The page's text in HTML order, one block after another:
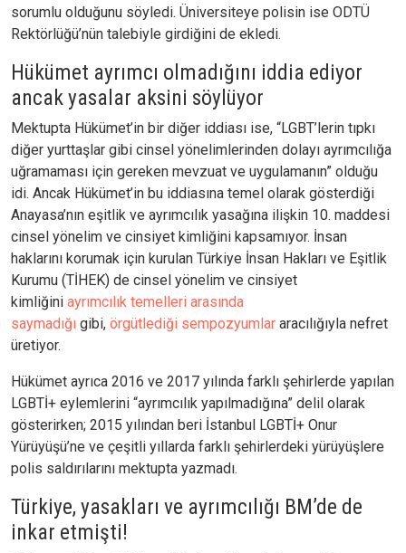
sorumlu olduğunu söyledi. Üniversiteye polisin ise ODTÜ
Rektörlüğü’nün talebiyle girdiğini de ekledi.
Hükümet ayrımcı olmadığını iddia ediyor
ancak yasalar aksini söylüyor
Mektupta Hükümet’in bir diğer iddiası ise, “LGBT’lerin tıpkı
diğer yurttaşlar gibi cinsel yönelimlerinden dolayı ayrımcılığa
uğramaması için gereken mevzuat ve uygulamanın” olduğu
idi. Ancak Hükümet’in bu iddiasına temel olarak gösterdiği
Anayasa’nın eşitlik ve ayrımcılık yasağına ilişkin 10. maddesi
cinsel yönelim ve cinsiyet kimliğini kapsamıyor. İnsan
haklarını korumak için kurulan Türkiye İnsan Hakları ve Eşitlik
Kurumu (TİHEK) de cinsel yönelim ve cinsiyet
kimliğini ayrımcılık temelleri arasında
saymadığı gibi, örgütlediği sempozyumlar aracılığıyla nefret
üretiyor.
Hükümet ayrıca 2016 ve 2017 yılında farklı şehirlerde yapılan
LGBTİ+ eylemlerini “ayrımcılık yapılmadığına” delil olarak
gösterirken; 2015 yılından beri İstanbul LGBTİ+ Onur
Yürüyüşü’ne ve çeşitli yıllarda farklı şehirlerdeki yürüyüşlere
polis saldırılarını mektupta yazmadı.
Türkiye, yasakları ve ayrımcılığı BM’de de
inkar etmişti!